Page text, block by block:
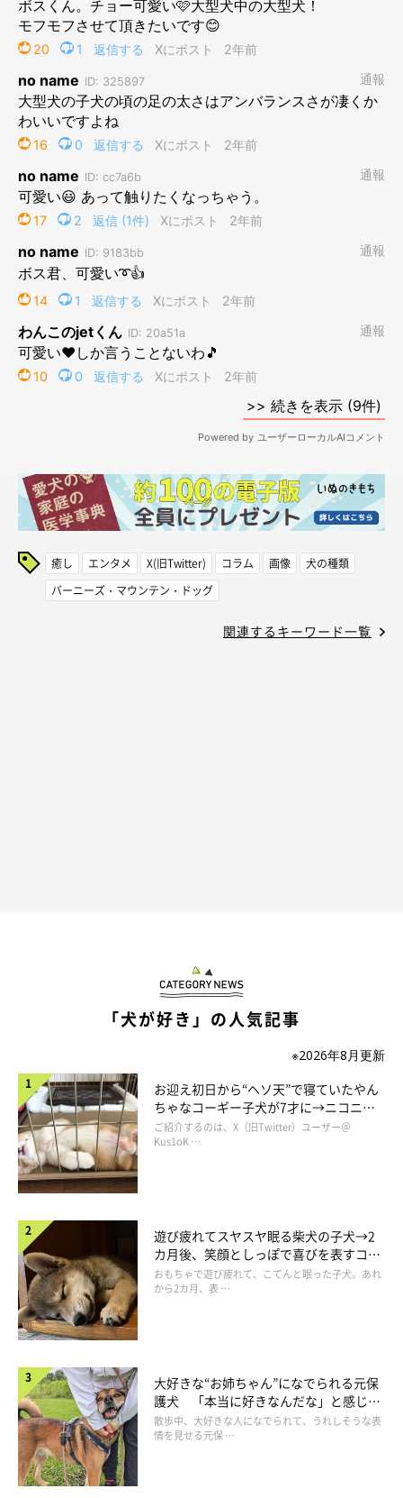
癒し エンタメ X(旧Twitter) コラム 画像
犬の種類
バーニーズ・マウンテン・ドッグ
関連するキーワード一覧
「犬が好き」の人気記事
※2026年8月更新
お迎え初日から“ヘソ天”で寝ていたやん
ちゃなコーギー子犬が7才に→ニコニ
コ“コーギースマイル”が魅力のコに成
長！
ご紹介するのは、X（旧Twitter）ユーザー＠
Kus1oK …
遊び疲れてスヤスヤ眠る柴犬の子犬→2
カ月後、笑顔としっぽで喜びを表すコに
成長！
おもちゃで遊び疲れて、こてんと眠った子犬。あれ
から2カ月、表 …
大好きな“お姉ちゃん”になでられる元保
護犬 「本当に好きなんだな」と感じる
表情にほっこり
散歩中、大好きな人になでられて、うれしそうな表
情を見せる元保 …